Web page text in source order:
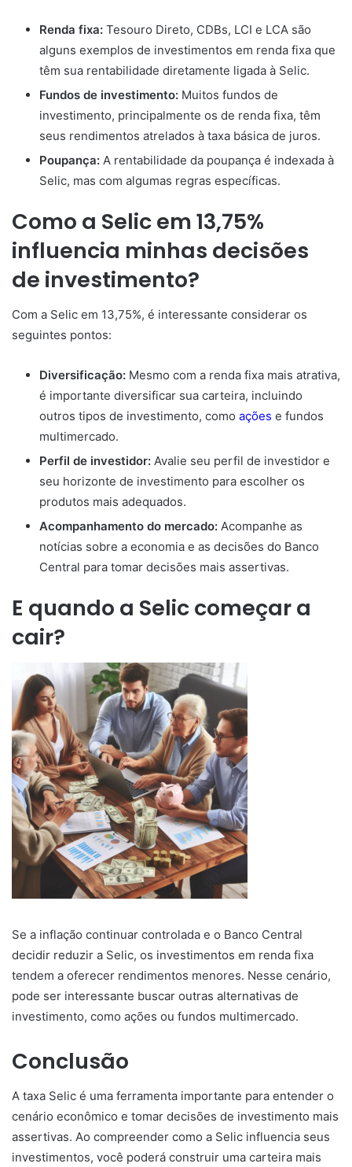
Renda fixa: Tesouro Direto, CDBs, LCI e LCA são
alguns exemplos de investimentos em renda fixa que
têm sua rentabilidade diretamente ligada à Selic.
Fundos de investimento: Muitos fundos de
investimento, principalmente os de renda fixa, têm
seus rendimentos atrelados à taxa básica de juros.
Poupança: A rentabilidade da poupança é indexada à
Selic, mas com algumas regras específicas.
Como a Selic em 13,75%
influencia minhas decisões
de investimento?
Com a Selic em 13,75%, é interessante considerar os
seguintes pontos:
Diversificação: Mesmo com a renda fixa mais atrativa,
é importante diversificar sua carteira, incluindo
outros tipos de investimento, como ações e fundos
multimercado.
Perfil de investidor: Avalie seu perfil de investidor e
seu horizonte de investimento para escolher os
produtos mais adequados.
Acompanhamento do mercado: Acompanhe as
notícias sobre a economia e as decisões do Banco
Central para tomar decisões mais assertivas.
E quando a Selic começar a
cair?
Se a inflação continuar controlada e o Banco Central
decidir reduzir a Selic, os investimentos em renda fixa
tendem a oferecer rendimentos menores. Nesse cenário,
pode ser interessante buscar outras alternativas de
investimento, como ações ou fundos multimercado.
Conclusão
A taxa Selic é uma ferramenta importante para entender o
cenário econômico e tomar decisões de investimento mais
assertivas. Ao compreender como a Selic influencia seus
investimentos, você poderá construir uma carteira mais